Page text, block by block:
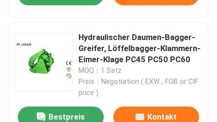
Hydraulischer Daumen-Bagger-
Greifer, Löffelbagger-Klammern-
Eimer-Klage PC45 PC50 PC60
MOQ：1 Satz
Preis：Negotiation ( EXW , FOB or CIF
price )
Bestpreis Kontakt